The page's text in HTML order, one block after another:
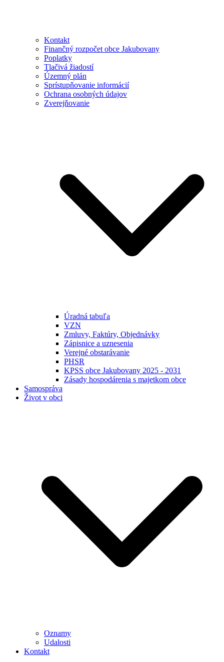
Kontakt
Finančný rozpočet obce Jakubovany
Poplatky
Tlačivá žiadostí
Územný plán
Sprístupňovanie informácií
Ochrana osobných údajov
Zverejňovanie
Úradná tabuľa
VZN
Zmluvy, Faktúry, Objednávky
Zápisnice a uznesenia
Verejné obstarávanie
PHSR
KPSS obce Jakubovany 2025 - 2031
Zásady hospodárenia s majetkom obce
Samospráva
Život v obci
Oznamy
Udalosti
Kontakt